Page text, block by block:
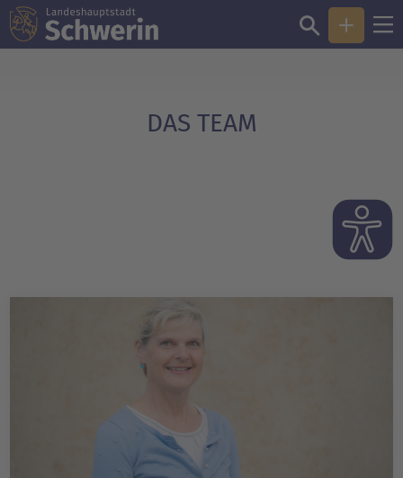
Sie sind hier: Das Team
DAS TEAM